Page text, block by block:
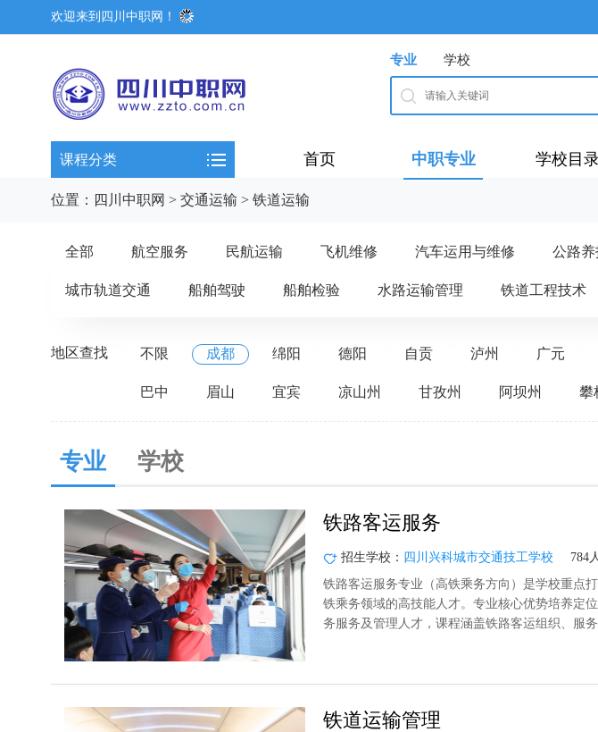
欢迎来到四川中职网！
专业 学校
课程分类 首页 中职专业 学校目
位置： 四川中职网 > 交通运输 > 铁道运输
全部 航空服务 民航运输 飞机维修 汽车运用与维修 公路
城市轨道交通 船舶驾驶 船舶检验 水路运输管理 铁道工程技术
地区查找 不限 成都 绵阳 德阳 自贡 泸州 广元
巴中 眉山 宜宾 凉山州 甘孜州 阿坝州 攀
专业 学校
铁路客运服务
招生学校： 四川兴科城市交通技工学校
784
铁路客运服务专业（高铁乘务方向）是学校重点
铁乘务领域的高技能人才。专业核心优势培养定
务服务及管理人才，课程涵盖铁路客运组织、服
铁道运输管理